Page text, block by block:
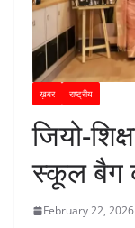
ख़बर राष्ट्रीय
जियो-
स्कूल बैग
February 22, 2026